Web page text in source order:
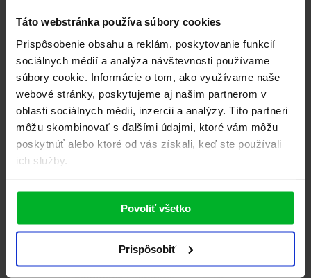
Táto webstránka používa súbory cookies
Prispôsobenie obsahu a reklám, poskytovanie funkcií
sociálnych médií a analýza návštevnosti používame
súbory cookie. Informácie o tom, ako využívame naše
webové stránky, poskytujeme aj našim partnerom v
oblasti sociálnych médií, inzercii a analýzy. Títo partneri
môžu skombinovať s ďalšími údajmi, ktoré vám môžu
poskytnúť alebo ktoré od vás získali, keď ste používali
ich služby.
Povoliť všetko
Prispôsobiť
výkon 4,2 kW regulace teploty termostat 10-32 °C odvod spalin do
komína vytopí prostor až 95 m3